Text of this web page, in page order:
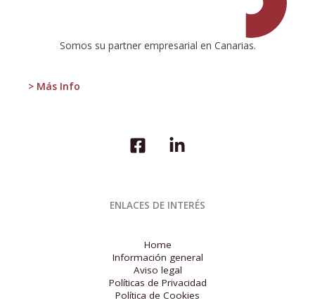
Somos su partner empresarial en Canarias.
> Más Info
ENLACES DE INTERÉS
Home
Información general
Aviso legal
Políticas de Privacidad
Política de Cookies